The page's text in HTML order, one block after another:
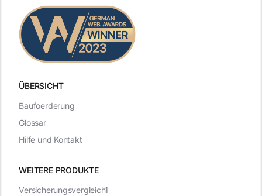
ÜBERSICHT
WEITERE PRODUKTE
Versicherungsvergleich1
Baufoerderung
Glossar
Hilfe und Kontakt